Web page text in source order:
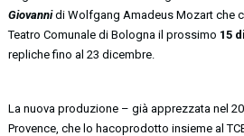
Giovannidi Wolfgang Amadeus Mozart che
Teatro Comunale di Bologna il prossimo 15
repliche fino al 23 dicembre.
La nuova produzione – già apprezzata nel
Provence, che lo hacoprodotto insieme al